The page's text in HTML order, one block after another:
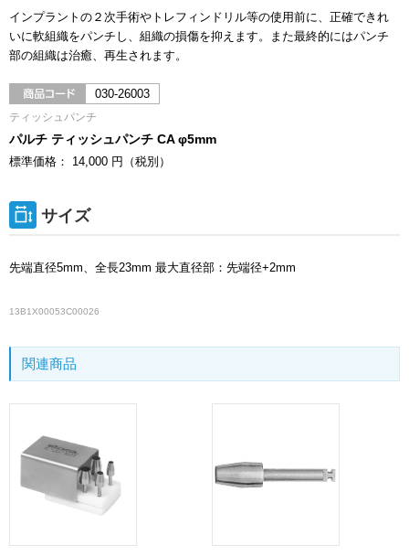
インプラントの２次手術やトレフィンドリル等の使用前に、正確できれ
いに軟組織をパンチし、組織の損傷を抑えます。また最終的にはパンチ
部の組織は治癒、再生されます。
030-26003
ティッシュパンチ
パルチ ティッシュパンチ CA φ5mm
標準価格： 14,000 円（税別）
サイズ
先端直径5mm、全長23mm 最大直径部：先端径+2mm
13B1X00053C00026
関連商品